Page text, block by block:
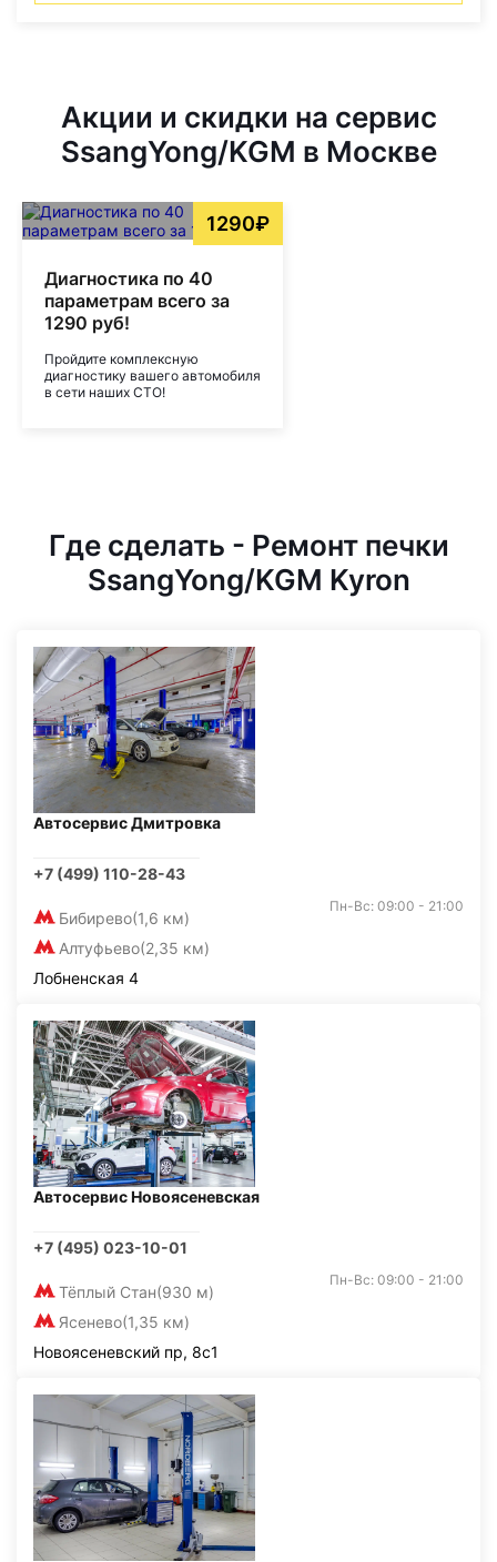
Акции и скидки на сервис
SsangYong/KGM в Москве
1290₽
Диагностика по 40
параметрам всего за
1290 руб!
Пройдите комплексную
диагностику вашего автомобиля
в сети наших СТО!
Где сделать - Ремонт печки
SsangYong/KGM Kyron
Автосервис Дмитровка
+7 (499) 110-28-43
Бибирево(1,6 км)
Алтуфьево(2,35 км)
Пн-Вс: 09:00 - 21:00
Лобненская 4
Автосервис Новоясеневская
+7 (495) 023-10-01
Тёплый Стан(930 м)
Ясенево(1,35 км)
Пн-Вс: 09:00 - 21:00
Новоясеневский пр, 8с1